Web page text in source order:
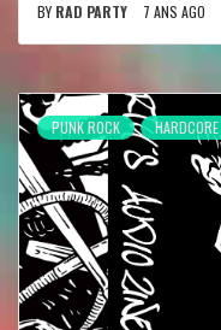
BY RAD PARTY 7 ANS AGO
PUNK ROCK HARDCORE